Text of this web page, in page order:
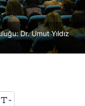
Dr. Umut Yıldız
-